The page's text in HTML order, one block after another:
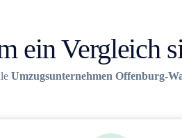
ein Vergleich
Umzugsunternehmen Offenburg-